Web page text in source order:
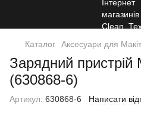
Каталог Аксесуари для
Зарядний пристрій
(630868-6)
Артикул: 630868-6 Написати